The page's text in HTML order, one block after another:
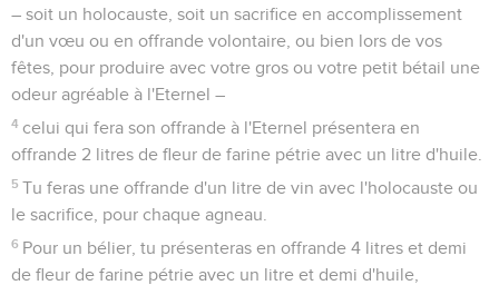
– soit un holocauste, soit un sacrifice en accomplissement
d'un vœu ou en offrande volontaire, ou bien lors de vos
fêtes, pour produire avec votre gros ou votre petit bétail une
odeur agréable à l'Eternel –
4 celui qui fera son offrande à l'Eternel présentera en
offrande 2 litres de fleur de farine pétrie avec un litre d'huile.
5 Tu feras une offrande d'un litre de vin avec l'holocauste ou
le sacrifice, pour chaque agneau.
6 Pour un bélier, tu présenteras en offrande 4 litres et demi
de fleur de farine pétrie avec un litre et demi d'huile,